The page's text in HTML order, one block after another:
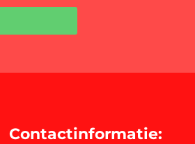
Contactinformatie: